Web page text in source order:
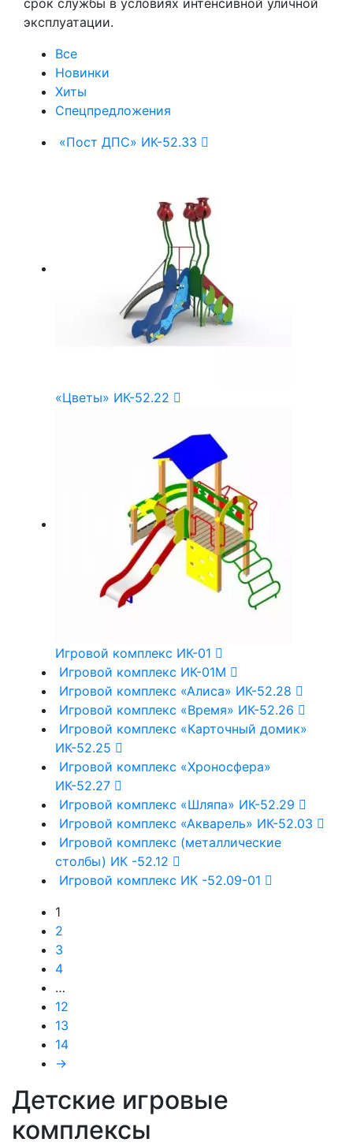
срок службы в условиях интенсивной уличной
эксплуатации.
Все
Новинки
Хиты
Спецпредложения
«Пост ДПС» ИК-52.33
«Цветы» ИК-52.22
Игровой комплекс ИК-01
Игровой комплекс ИК-01М
Игровой комплекс «Алиса» ИК-52.28
Игровой комплекс «Время» ИК-52.26
Игровой комплекс «Карточный домик»
ИК-52.25
Игровой комплекс «Хроносфера»
ИК-52.27
Игровой комплекс «Шляпа» ИК-52.29
Игровой комплекс «Акварель» ИК-52.03
Игровой комплекс (металлические
столбы) ИК -52.12
Игровой комплекс ИК -52.09-01
1
2
3
4
…
12
13
14
→
Детские игровые
комплексы